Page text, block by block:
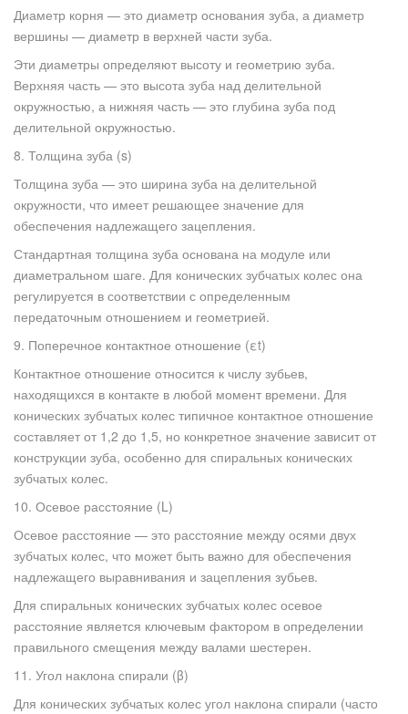
Диаметр корня — это диаметр основания зуба, а диаметр
вершины — диаметр в верхней части зуба.
Эти диаметры определяют высоту и геометрию зуба.
Верхняя часть — это высота зуба над делительной
окружностью, а нижняя часть — это глубина зуба под
делительной окружностью.
8. Толщина зуба (s)
Толщина зуба — это ширина зуба на делительной
окружности, что имеет решающее значение для
обеспечения надлежащего зацепления.
Стандартная толщина зуба основана на модуле или
диаметральном шаге. Для конических зубчатых колес она
регулируется в соответствии с определенным
передаточным отношением и геометрией.
9. Поперечное контактное отношение (εt)
Контактное отношение относится к числу зубьев,
находящихся в контакте в любой момент времени. Для
конических зубчатых колес типичное контактное отношение
составляет от 1,2 до 1,5, но конкретное значение зависит от
конструкции зуба, особенно для спиральных конических
зубчатых колес.
10. Осевое расстояние (L)
Осевое расстояние — это расстояние между осями двух
зубчатых колес, что может быть важно для обеспечения
надлежащего выравнивания и зацепления зубьев.
Для спиральных конических зубчатых колес осевое
расстояние является ключевым фактором в определении
правильного смещения между валами шестерен.
11. Угол наклона спирали (β)
Для конических зубчатых колес угол наклона спирали (часто